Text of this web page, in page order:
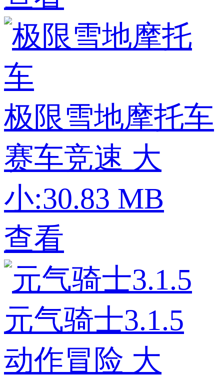
极限雪地摩托车
赛车竞速 大
小:30.83 MB
查看
元气骑士3.1.5
动作冒险 大